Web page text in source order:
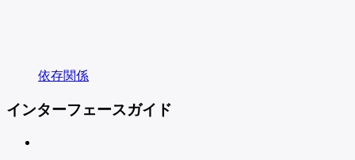
依存関係
インターフェースガイド